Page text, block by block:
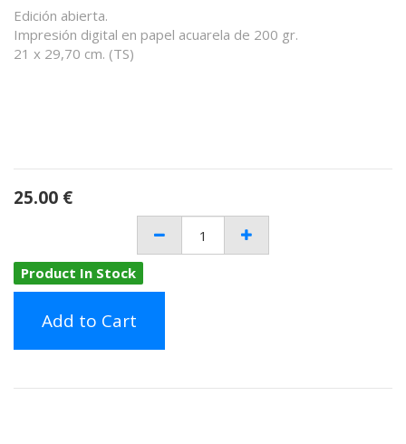
Edición abierta.
Impresión digital en papel acuarela de 200 gr.
21 x 29,70 cm. (TS)
25.00 €
Product In Stock
Add to Cart